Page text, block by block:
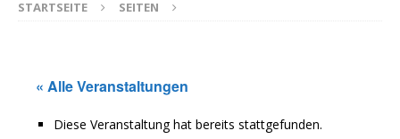
STARTSEITE SEITEN
« Alle Veranstaltungen
Diese Veranstaltung hat bereits stattgefunden.